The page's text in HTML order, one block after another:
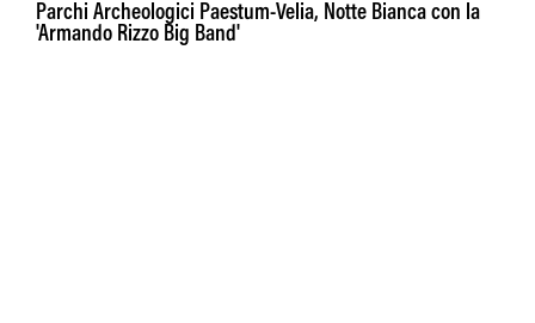
Parchi Archeologici Paestum-Velia, Notte Bianca con la
'Armando Rizzo Big Band'